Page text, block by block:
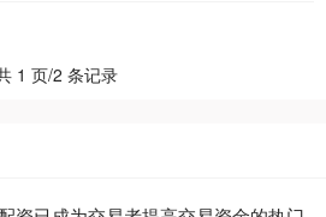
1 页/2 条记录